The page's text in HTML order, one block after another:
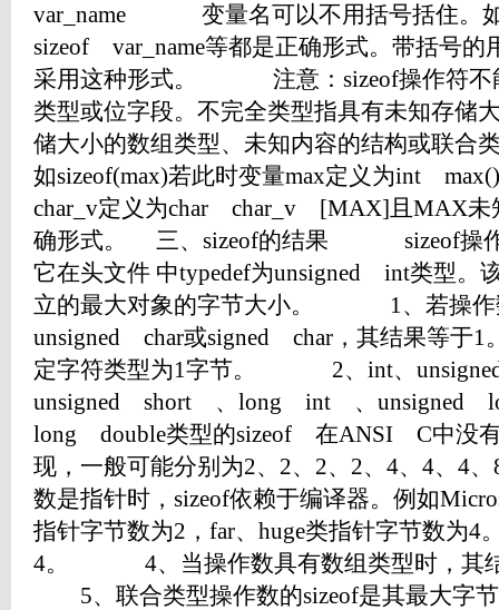
var_name 变量名可以不用括号括住。如
sizeof var_name等都是正确形式。带括号的
采用这种形式。 注意：sizeof操作符不
类型或位字段。不完全类型指具有未知存储
储大小的数组类型、未知内容的结构或
如sizeof(max)若此时变量max定义为int
char_v定义为char char_v [MAX]且MAX未
确形式。 三、sizeof的结果 sizeof操作
它在头文件 中typedef为unsigned int类型。
立的最大对象的字节大小。 1、若操作
unsigned char或signed char，其结果
定字符类型为1字节。 2、int、
unsigned short 、long int 、unsigned
long double类型的sizeof 在ANSI C中没有
现，一般可能分别为2、2、2、2、4、4
数是指针时，sizeof依赖于编译器。例如
指针字节数为2，far、huge类指针字节数为4
4。 4、当操作数具有数组类型时，其
5、联合类型操作数的sizeof是其最大字